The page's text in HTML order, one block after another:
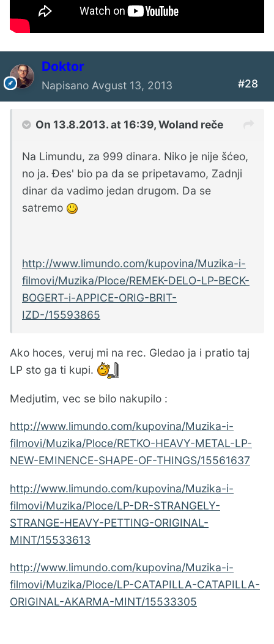
Doktor
Napisano Avgust 13, 2013 #28
On 13.8.2013. at 16:39, Woland reče
Na Limundu, za 999 dinara. Niko je nije šćeo,
no ja. Đes' bio pa da se pripetavamo, Zadnji
dinar da vadimo jedan drugom. Da se
satremo
http://www.limundo.com/kupovina/Muzika-i-
filmovi/Muzika/Ploce/REMEK-DELO-LP-BECK-
BOGERT-i-APPICE-ORIG-BRIT-
IZD-/15593865
Ako hoces, veruj mi na rec. Gledao ja i pratio taj
LP sto ga ti kupi.
Medjutim, vec se bilo nakupilo :
http://www.limundo.com/kupovina/Muzika-i-
filmovi/Muzika/Ploce/RETKO-HEAVY-METAL-LP-
NEW-EMINENCE-SHAPE-OF-THINGS/15561637
http://www.limundo.com/kupovina/Muzika-i-
filmovi/Muzika/Ploce/LP-DR-STRANGELY-
STRANGE-HEAVY-PETTING-ORIGINAL-
MINT/15533613
http://www.limundo.com/kupovina/Muzika-i-
filmovi/Muzika/Ploce/LP-CATAPILLA-CATAPILLA-
ORIGINAL-AKARMA-MINT/15533305